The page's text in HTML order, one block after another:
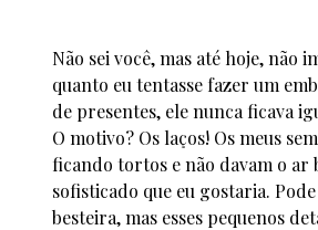
Não sei você, mas até hoje, não
quanto eu tentasse fazer um
de presentes, ele nunca ficava
O motivo? Os laços! Os meus
ficando tortos e não davam o ar
sofisticado que eu gostaria.
besteira, mas esses pequenos